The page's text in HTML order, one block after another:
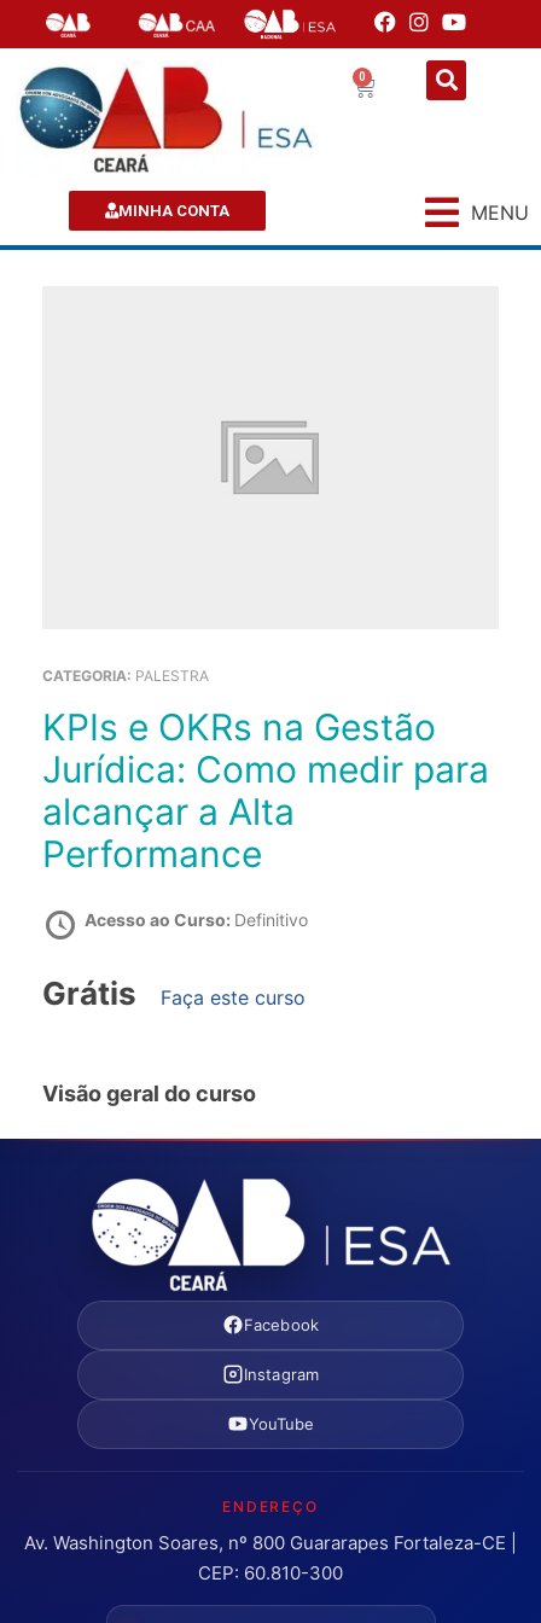
0
MINHA CONTA MENU
CATEGORIA: PALESTRA
KPIs e OKRs na Gestão
Jurídica: Como medir para
alcançar a Alta
Performance
Acesso ao Curso: Definitivo
Grátis Faça este curso
Visão geral do curso
Facebook
Instagram
YouTube
ENDEREÇO
Av. Washington Soares, nº 800 Guararapes Fortaleza-CE |
CEP: 60.810-300